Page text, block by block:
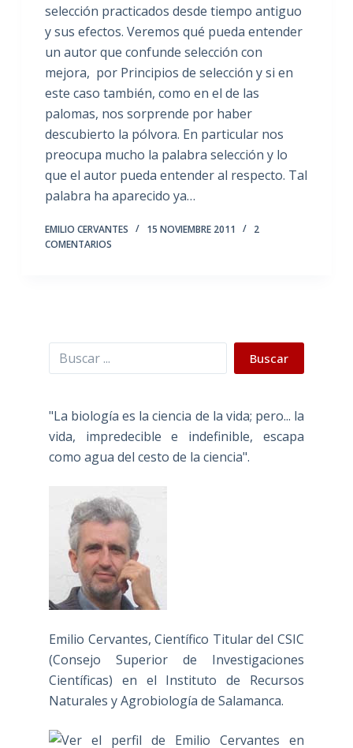
selección practicados desde tiempo antiguo
y sus efectos. Veremos qué pueda entender
un autor que confunde selección con
mejora, por Principios de selección y si en
este caso también, como en el de las
palomas, nos sorprende por haber
descubierto la pólvora. En particular nos
preocupa mucho la palabra selección y lo
que el autor pueda entender al respecto. Tal
palabra ha aparecido ya…
EMILIO CERVANTES 15 NOVIEMBRE 2011
2
COMENTARIOS
Buscar Buscar
"La biología es la ciencia de la vida; pero... la
vida, impredecible e indefinible, escapa
como agua del cesto de la ciencia".
Emilio Cervantes, Científico Titular del CSIC
(Consejo Superior de Investigaciones
Científicas) en el Instituto de Recursos
Naturales y Agrobiología de Salamanca.